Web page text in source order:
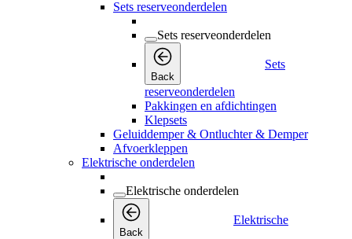
Sets reserveonderdelen
Sets reserveonderdelen
Back
Sets
reserveonderdelen
Pakkingen en afdichtingen
Klepsets
Geluiddemper & Ontluchter & Demper
Afvoerkleppen
Elektrische onderdelen
Elektrische onderdelen
Back
Elektrische